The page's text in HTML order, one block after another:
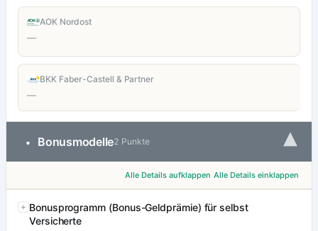
AOK Nordost
—
BKK Faber-Castell & Partner
—
• Bonusmodelle2 Punkte ▾
Alle Details aufklappen Alle Details einklappen
Bonusprogramm (Bonus-Geldprämie) für selbst
Versicherte